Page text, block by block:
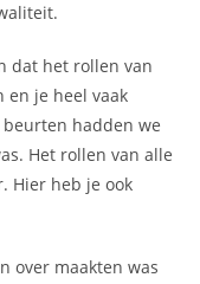
dat het rollen van
en je heel vaak
hadden we
Het rollen van alle
Hier heb je ook
over maakten was